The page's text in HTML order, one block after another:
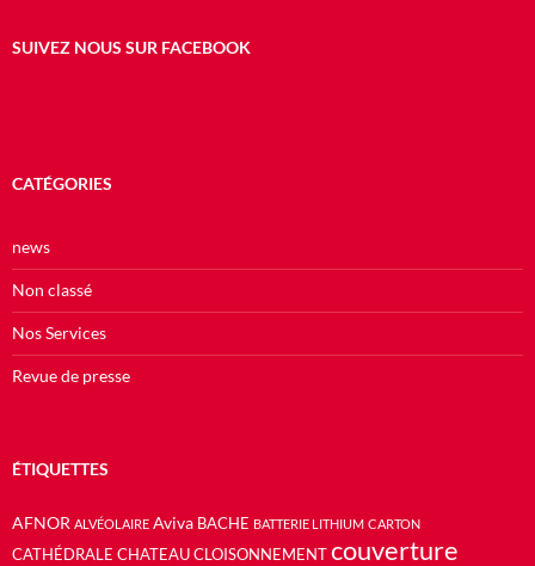
SUIVEZ NOUS SUR FACEBOOK
CATÉGORIES
news
Non classé
Nos Services
Revue de presse
ÉTIQUETTES
AFNOR ALVÉOLAIRE Aviva BACHE BATTERIE LITHIUM CARTON
CATHÉDRALE CHATEAU CLOISONNEMENT couverture